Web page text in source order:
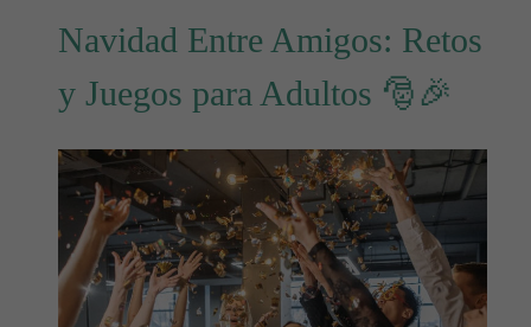
Navidad Entre Amigos: Retos
y Juegos para Adultos 🎅🎉